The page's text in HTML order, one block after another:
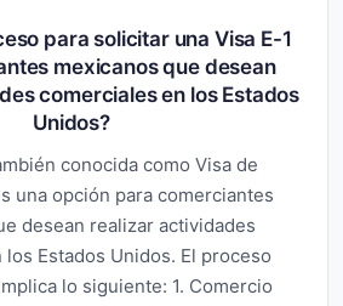
para solicitar una Visa E-1
mexicanos que desean
comerciales en los Estados
Unidos?
conocida como Visa de
una opción para comerciantes
desean realizar actividades
Estados Unidos. El proceso
lo siguiente: 1. Comercio